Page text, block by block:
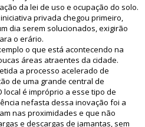
da lei de uso e ocupação do solo.
privada chegou primeiro,
dia serem solucionados, exigirão
o erário.
o que está acontecendo na
áreas atraentes da cidade.
a processo acelerado de
de uma grande central de
local é impróprio a esse tipo de
nefasta dessa inovação foi a
nas proximidades e que não
e descargas de jamantas, sem